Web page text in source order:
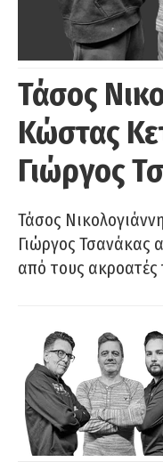
Τάσος
Κώστας
Γιώργος
Τάσος
Γιώργος Τσανάκας
από τους